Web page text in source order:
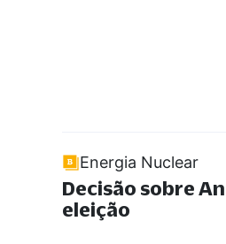
Energia Nuclear
Decisão sobre
eleição